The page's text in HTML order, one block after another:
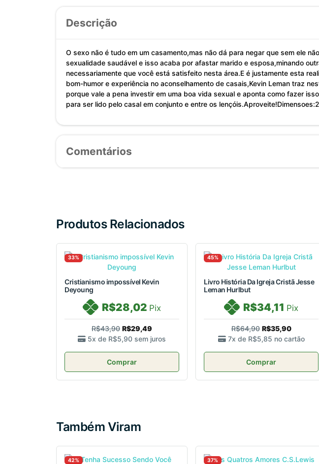
Descrição
O sexo não é tudo em um casamento,mas não dá para negar que sem ele
sexualidade saudável e isso acaba por afastar marido e esposa,minando
necessariamente que você está satisfeito nesta área.E é justamente esta
bom-humor e experiência no aconselhamento de casais,Kevin Leman traz
porque vale a pena investir em uma boa vida sexual e aponta como fazer
para ser lido pelo casal em conjunto e entre os
Comentários
Produtos Relacionados
33%
Cristianismo impossível Kevin
Deyoung
R$28,02 Pix
R$43,90 R$29,49
5x de R$5,90 sem juros
Comprar
45%
Livro História Da Igreja Cristã Jesse
Leman Hurlbut
R$34,11 Pix
R$64,90 R$35,90
7x de R$5,85 no cartão
Comprar
Também Viram
42% 37%